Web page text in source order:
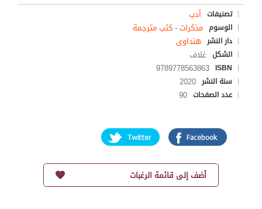
تصنيفات أدب
الوسوم مذكرات-كتب مترجمة
دار النشر هنداوى
الشكل غلاف
ISBN
9789778563863
سنة النشر 2020
عدد الصفحات 90
أضف إلى قائمة الرغبات